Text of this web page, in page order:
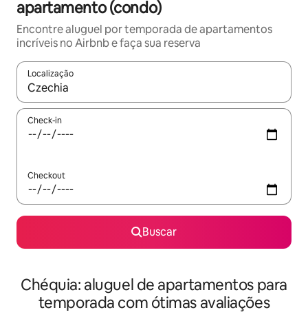
apartamento (condo)
Encontre aluguel por temporada de apartamentos
incríveis no Airbnb e faça sua reserva
Localização
Quando os resultados estiverem disponíveis, explore-os
Check-in
Checkout
Buscar
Chéquia: aluguel de apartamentos para
temporada com ótimas avaliações